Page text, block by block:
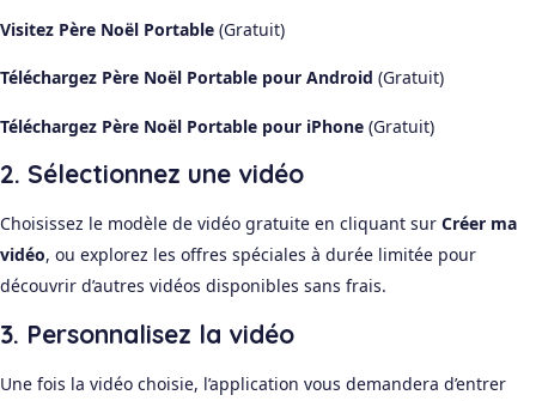
Visitez Père Noël Portable (Gratuit)
Téléchargez Père Noël Portable pour Android (Gratuit)
Téléchargez Père Noël Portable pour iPhone (Gratuit)
2. Sélectionnez une vidéo
Choisissez le modèle de vidéo gratuite en cliquant sur Créer ma
vidéo, ou explorez les offres spéciales à durée limitée pour
découvrir d’autres vidéos disponibles sans frais.
3. Personnalisez la vidéo
Une fois la vidéo choisie, l’application vous demandera d’entrer